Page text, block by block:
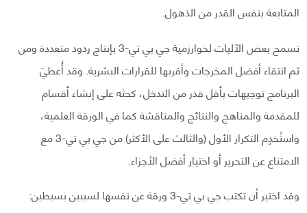
المتابعة بنفس القدر من الذهول.
تسمح بعض الآليات لخوارزمية جي بي تي-3 بإنتاج ردود متعددة ومن
ثم انتقاء أفضل المخرجات وأقربها للقرارات البشرية. وقد أُعطيَ
البرنامج توجيهات بأقل قدر من التدخل، كحثه على إنشاء أقسام
للمقدمة والمناهج والنتائج والمناقشة كما في الورقة العلمية،
واستُخدِم التكرار الأول (والثالث على الأكثر) من جي بي تي-3 مع
الامتناع عن التحرير أو اختيار أفضل الأجزاء.
وقد اختير أن تكتب جي بي تي-3 ورقة عن نفسها لسببين بسيطين: